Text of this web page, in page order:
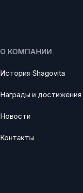
О КОМПАНИИ
История Shagovita
Награды и достижения
Новости
Контакты